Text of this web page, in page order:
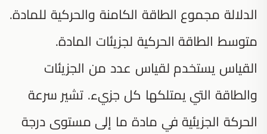
الدلالة مجموع الطاقة الكامنة والحركية للمادة.
متوسط الطاقة الحركية لجزيئات المادة.
القياس يستخدم لقياس عدد من الجزيئات
والطاقة التي يمتلكها كل جزيء. تشير سرعة
الحركة الجزيئية في مادة ما إلى مستوى درجة